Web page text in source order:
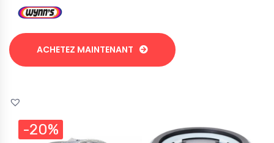
ACHETEZ MAINTENANT
-20%